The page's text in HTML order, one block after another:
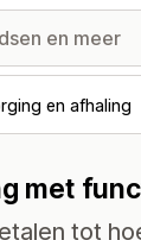
en afhaling
met
tot